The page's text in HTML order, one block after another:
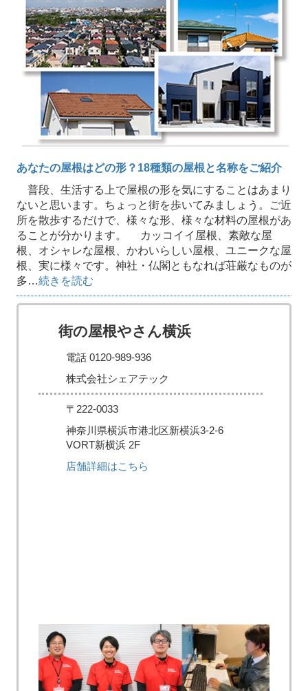
あなたの屋根はどの形？18種類の屋根と名称をご紹介
普段、生活する上で屋根の形を気にすることはあまり
ないと思います。ちょっと街を歩いてみましょう。ご近
所を散歩するだけで、様々な形、様々な材料の屋根があ
ることが分かります。 カッコイイ屋根、素敵な屋
根、オシャレな屋根、かわいらしい屋根、ユニークな屋
根、実に様々です。神社・仏閣ともなれば荘厳なものが
多…続きを読む
街の屋根やさん横浜
電話 0120-989-936
株式会社シェアテック
〒222-0033
神奈川県横浜市港北区新横浜3-2-6
VORT新横浜 2F
店舗詳細はこちら